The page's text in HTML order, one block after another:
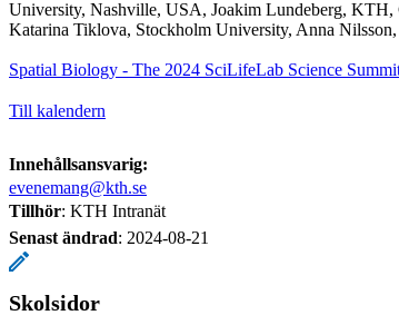
University, Nashville, USA, Joakim Lundeberg, KTH,
Katarina Tiklova, Stockholm University, Anna
Spatial Biology - The 2024 SciLifeLab Science
Till kalendern
Innehållsansvarig:
evenemang@kth.se
Tillhör: KTH Intranät
Senast ändrad: 2024-08-21
Skolsidor